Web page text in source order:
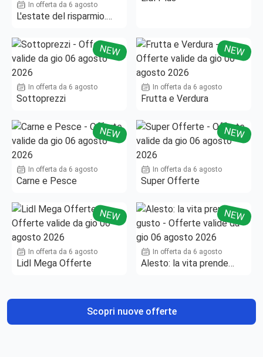
In offerta da 6 agosto
L'estate del risparmio.
NEW
In offerta da 6 agosto
Sottoprezzi
NEW
In offerta da 6 agosto
Frutta e Verdura
NEW
In offerta da 6 agosto
Carne e Pesce
NEW
In offerta da 6 agosto
Super Offerte
NEW
In offerta da 6 agosto
Lidl Mega Offerte
NEW
In offerta da 6 agosto
Alesto: la vita prende
Scopri nuove offerte